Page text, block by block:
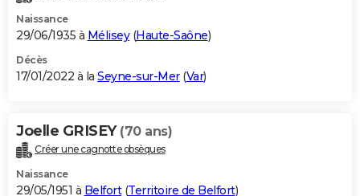
Naissance
29/06/1935 à Mélisey(Haute-Saône)
Décès
17/01/2022 à la Seyne-sur-Mer(Var)
Joelle GRISEY (70 ans)
Créer une cagnotte obsèques
Naissance
29/05/1951 à Belfort(Territoire de Belfort)